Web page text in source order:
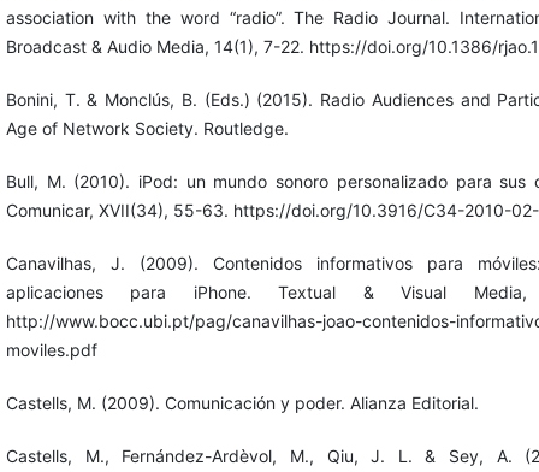
association with the word “radio”. The Radio Journal.
Broadcast & Audio Media, 14(1), 7-22. https://doi.org/10.1386/
Bonini, T. & Monclús, B. (Eds.) (2015). Radio Audiences and
Age of Network Society. Routledge.
Bull, M. (2010). iPod: un mundo sonoro personalizado para sus
Comunicar, XVII(34), 55-63. https://doi.org/10.3916/C34-2010-
Canavilhas, J. (2009). Contenidos informativos para
aplicaciones para iPhone. Textual & Visual
http://www.bocc.ubi.pt/pag/canavilhas-joao-contenidos-
moviles.pdf
Castells, M. (2009). Comunicación y poder. Alianza Editorial.
Castells, M., Fernández-Ardèvol, M., Qiu, J. L. & Sey, A.